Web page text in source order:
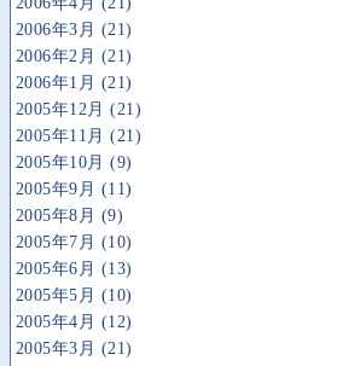
2006年3月 (21)
2006年2月 (21)
2006年1月 (21)
2005年12月 (21)
2005年11月 (21)
2005年10月 (9)
2005年9月 (11)
2005年8月 (9)
2005年7月 (10)
2005年6月 (13)
2005年5月 (10)
2005年4月 (12)
2005年3月 (21)